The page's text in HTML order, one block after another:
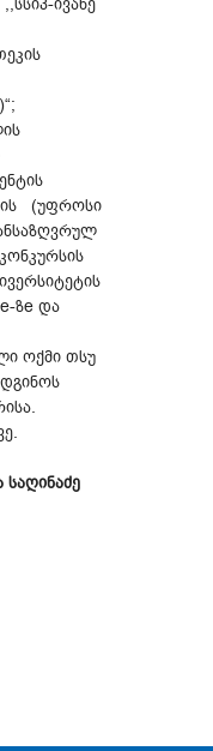
(უფროსი
ზe და
ოქმი თსუ